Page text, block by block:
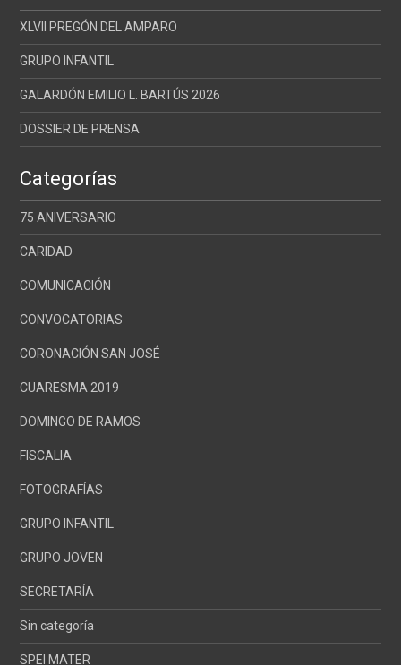
XLVII PREGÓN DEL AMPARO
GRUPO INFANTIL
GALARDÓN EMILIO L. BARTÚS 2026
DOSSIER DE PRENSA
Categorías
75 ANIVERSARIO
CARIDAD
COMUNICACIÓN
CONVOCATORIAS
CORONACIÓN SAN JOSÉ
CUARESMA 2019
DOMINGO DE RAMOS
FISCALIA
FOTOGRAFÍAS
GRUPO INFANTIL
GRUPO JOVEN
SECRETARÍA
Sin categoría
SPEI MATER